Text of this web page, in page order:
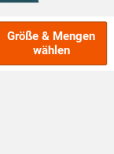
Größe & Mengen
wählen